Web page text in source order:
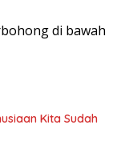
di bawah
Kita Sudah